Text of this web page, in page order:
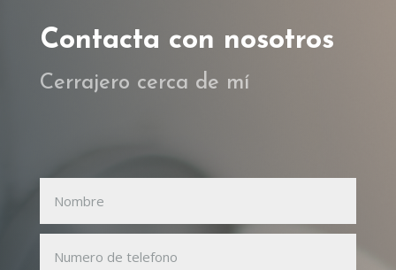
Contacta con nosotros
Cerrajero cerca de mí